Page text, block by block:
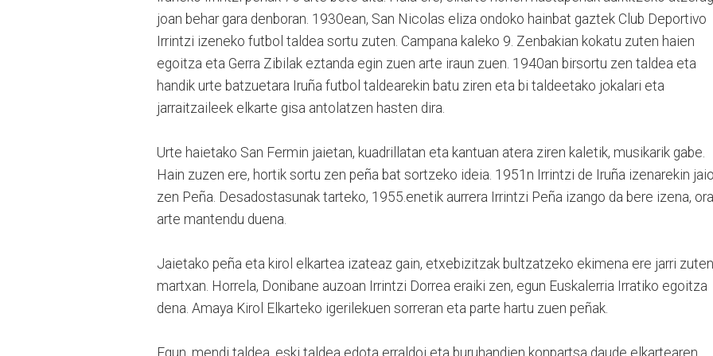
joan behar gara denboran. 1930ean, San Nicolas eliza ondoko hainbat gaztek Club Deportivo
Irrintzi izeneko futbol taldea sortu zuten. Campana kaleko 9. Zenbakian kokatu zuten haien
egoitza eta Gerra Zibilak eztanda egin zuen arte iraun zuen. 1940an birsortu zen taldea eta
handik urte batzuetara Iruña futbol taldearekin batu ziren eta bi taldeetako jokalari eta
jarraitzaileek elkarte gisa antolatzen hasten dira.
Urte haietako San Fermin jaietan, kuadrillatan eta kantuan atera ziren kaletik, musikarik gabe.
Hain zuzen ere, hortik sortu zen peña bat sortzeko ideia. 1951n Irrintzi de Iruña izenarekin jaio
zen Peña. Desadostasunak tarteko, 1955.enetik aurrera Irrintzi Peña izango da bere izena,
arte mantendu duena.
Jaietako peña eta kirol elkartea izateaz gain, etxebizitzak bultzatzeko ekimena ere jarri zuten
martxan. Horrela, Donibane auzoan Irrintzi Dorrea eraiki zen, egun Euskalerria Irratiko egoitza
dena. Amaya Kirol Elkarteko igerilekuen sorreran eta parte hartu zuen peñak.
Egun, mendi taldea, eski taldea edota erraldoi eta buruhandien konpartsa daude elkartearen